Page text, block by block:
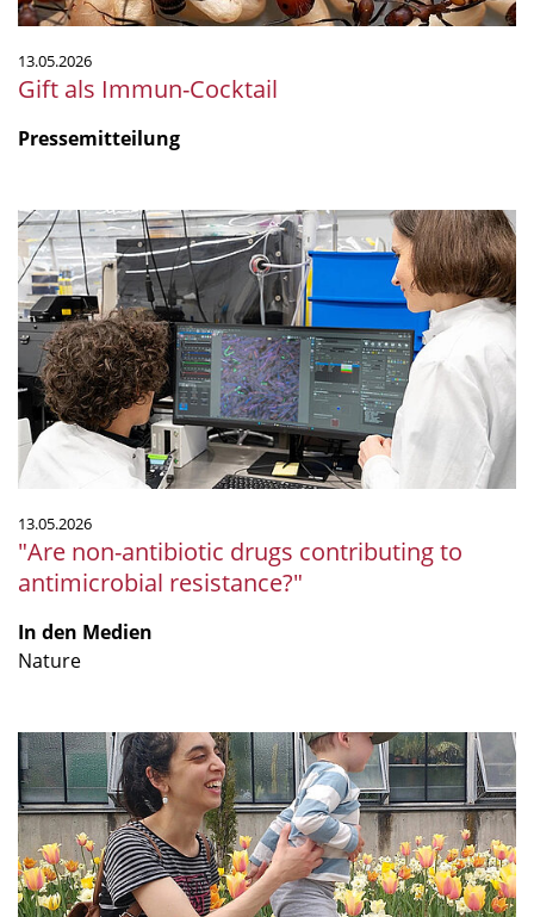
13.05.2026
Gift als Immun-Cocktail
Pressemitteilung
"Are
non-
antibiotic
drugs
contributing
to
antimicrobial
resistance?"
13.05.2026
"Are non-antibiotic drugs contributing to
antimicrobial resistance?"
In den Medien
Nature
Von
Argentinien
nach
Deutschland:
Paula
Tribellis